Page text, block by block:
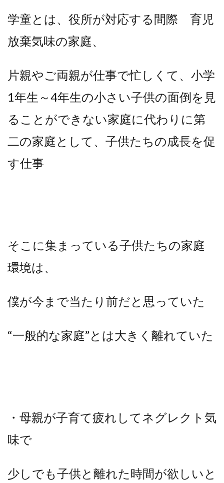
学童とは、役所が対応する間際 育児
放棄気味の家庭、
片親やご両親が仕事で忙しくて、小学
1年生～4年生の小さい子供の面倒を見
ることができない家庭に代わりに第
二の家庭として、子供たちの成長を促
す仕事
そこに集まっている子供たちの家庭
環境は、
僕が今まで当たり前だと思っていた
“一般的な家庭”とは大きく離れていた
・母親が子育て疲れしてネグレクト気
味で
少しでも子供と離れた時間が欲しいと